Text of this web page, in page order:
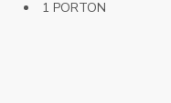
1 PORTON